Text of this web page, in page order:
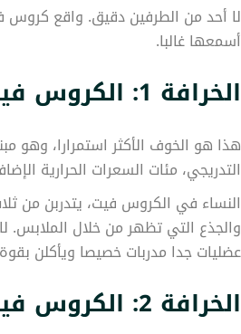
لا أحد من الطرفين دقيق. واقع كروس
أسمعها غالبا.
الخرافة 1: الكروس فيت سيجعلني ضخما
هذا هو الخوف الأكثر استمرارا، وهو
التدريجي، مئات السعرات الحرارية
النساء في الكروس فيت، يتدربن من
والجذع التي تظهر من خلال الملابس.
عضليات جدا مدربات خصيصا ويأكلن
الخرافة 2: الكروس فيت خطير جدا